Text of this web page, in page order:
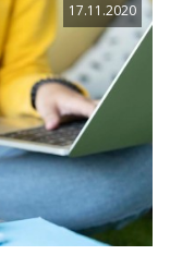
17.11.2020